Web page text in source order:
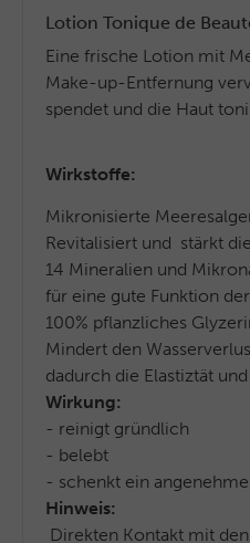
Lotion Tonique de
Eine frische Lotion mit
Make-up-Entfernung
spendet und die Haut
Wirkstoffe:
Mikronisierte
Revitalisiert und stärkt
14 Mineralien und
für eine gute Funktion
100% pflanzliches
Mindert den
dadurch die Elastiztät
Wirkung:
- reinigt gründlich
- belebt
- schenkt ein
Hinweis:
Direkten Kontakt mit